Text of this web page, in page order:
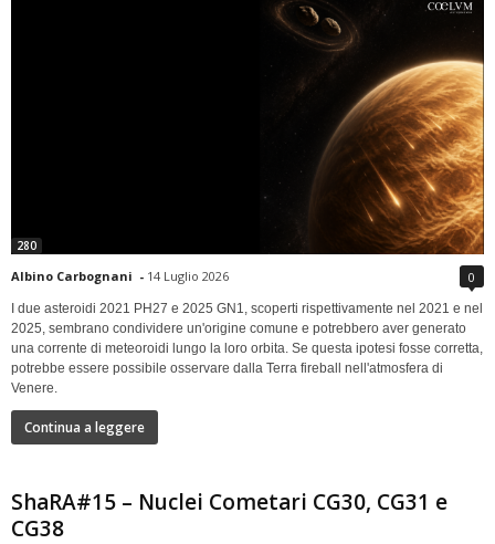
280
Albino Carbognani - 14 Luglio 2026 0
I due asteroidi 2021 PH27 e 2025 GN1, scoperti rispettivamente nel 2021 e nel
2025, sembrano condividere un'origine comune e potrebbero aver generato
una corrente di meteoroidi lungo la loro orbita. Se questa ipotesi fosse corretta,
potrebbe essere possibile osservare dalla Terra fireball nell'atmosfera di
Venere.
Continua a leggere
ShaRA#15 – Nuclei Cometari CG30, CG31 e
CG38